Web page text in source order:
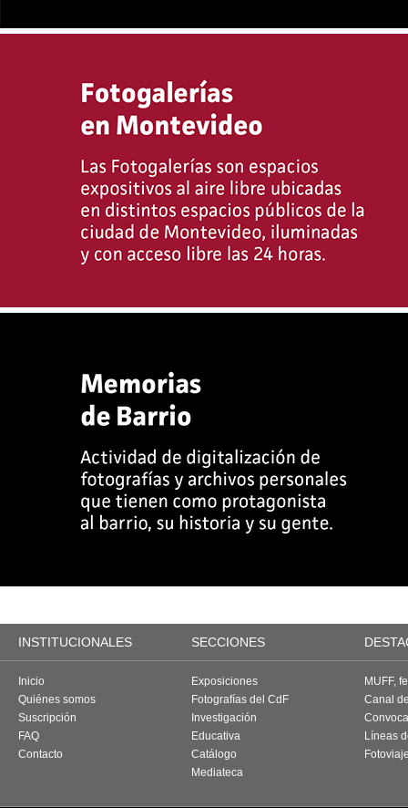
INSTITUCIONALES SECCIONES
Inicio
Quiénes somos
Suscripción
FAQ
Contacto
Exposiciones
Fotografías del CdF
Investigación
Educativa
Catálogo
Mediateca
MUFF,
Canal
Líneas